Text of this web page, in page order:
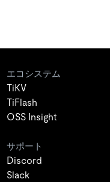
エコシステム
TiKV
TiFlash
OSS Insight
サポート
Discord
Slack